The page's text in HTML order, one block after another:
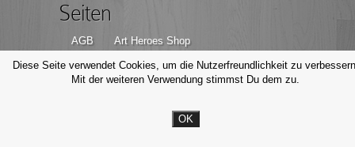
Seiten
AGB
Art Heroes Shop
Datenschutzerklärung
Disclaimer
Impressum
Kontakt
Diese Seite verwendet Cookies, um die Nutzerfreundlichkeit zu
Mit der weiteren Verwendung stimmst Du dem zu.
OK